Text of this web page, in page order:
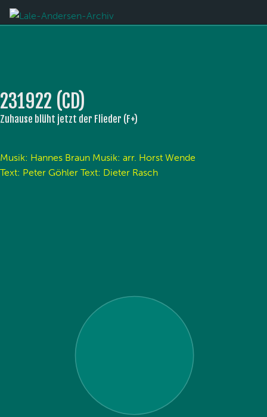
231922 (CD)
Zuhause blüht jetzt der Flieder (F+)
Musik: Hannes Braun Musik: arr. Horst Wende
Text: Peter Göhler Text: Dieter Rasch